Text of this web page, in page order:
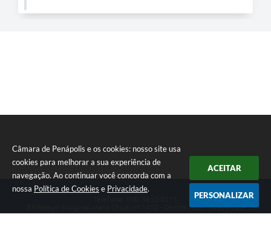
Câmara de Penápolis e os cookies: nosso site usa
cookies para melhorar a sua experiência de
navegação. Ao continuar você concorda com a
nossa Política de Cookies e Privacidade.
ACEITAR
PERSONALIZAR
Endereço: Marginal Maria Chica, nº 1450 - Centro | CEP: 16300-005
Atendimento ao Público de segunda a sexta da 8h00 às 16h00